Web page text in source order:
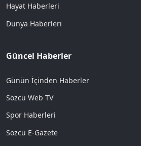
Hayat Haberleri
Dünya Haberleri
Güncel Haberler
Günün İçinden Haberler
Sözcü Web TV
Spor Haberleri
Sözcü E-Gazete